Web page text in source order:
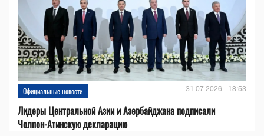
Официальные новости 31.07.2026 - 18:53
Лидеры Центральной Азии и Азербайджана подписали
Чолпон-Атинскую декларацию